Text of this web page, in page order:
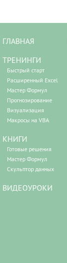
ГЛАВНАЯ
ТРЕНИНГИ
Быстрый старт
Расширенный Excel
Мастер Формул
Прогнозирование
Визуализация
Макросы на VBA
КНИГИ
Готовые решения
Мастер Формул
Скульптор данных
ВИДЕОУРОКИ